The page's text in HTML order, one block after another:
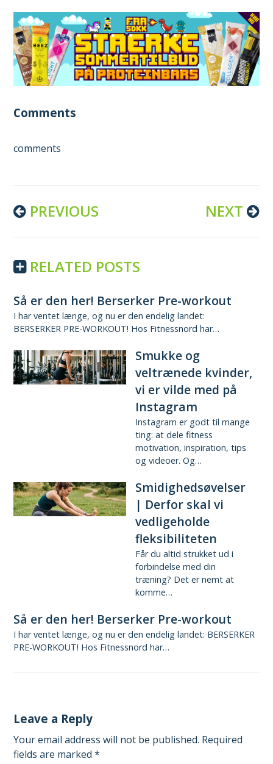
Comments
comments
Continue
Reading
PREVIOUS NEXT
RELATED POSTS
Så er den her! Berserker Pre-workout
I har ventet længe, og nu er den endelig landet:
BERSERKER PRE-WORKOUT! Hos Fitnessnord har…
Smukke og
veltrænede kvinder,
vi er vilde med på
Instagram
Instagram er godt til mange
ting: at dele fitness
motivation, inspiration, tips
og videoer. Og…
Smidighedsøvelser
| Derfor skal vi
vedligeholde
fleksibiliteten
Får du altid strukket ud i
forbindelse med din
træning? Det er nemt at
komme…
Så er den her! Berserker Pre-workout
I har ventet længe, og nu er den endelig landet: BERSERKER
PRE-WORKOUT! Hos Fitnessnord har…
Leave a Reply
Your email address will not be published. Required
fields are marked*